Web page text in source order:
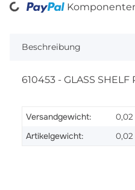
Loading...
Beschreibung
610453 - GLASS
Versandgewicht: 0,02
Artikelgewicht: 0,02